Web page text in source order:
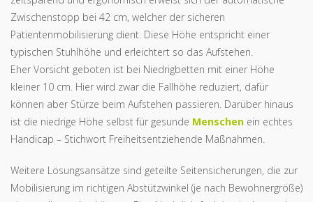
Zwischenstopp bei 42 cm, welcher der sicheren
Patientenmobilisierung dient. Diese Höhe entspricht einer
typischen Stuhlhöhe und erleichtert so das Aufstehen.
Eher Vorsicht geboten ist bei Niedrigbetten mit einer Höhe
kleiner 10 cm. Hier wird zwar die Fallhöhe reduziert, dafür
können aber Stürze beim Aufstehen passieren. Darüber hinaus
ist die niedrige Höhe selbst für gesunde Menschen ein echtes
Handicap – Stichwort Freiheitsentziehende Maßnahmen.
Weitere Lösungsansätze sind geteilte Seitensicherungen, die zur
Mobilisierung im richtigen Abstützwinkel (je nach Bewohnergröße)